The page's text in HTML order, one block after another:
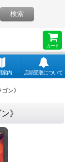
カート
検索
案内 店頭受取について
ン》
》